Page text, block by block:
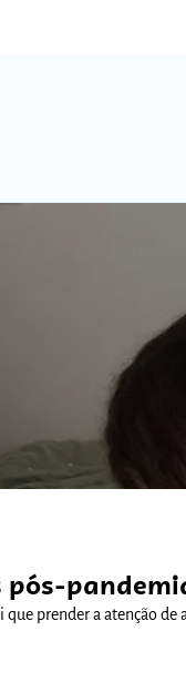
prender a atenção